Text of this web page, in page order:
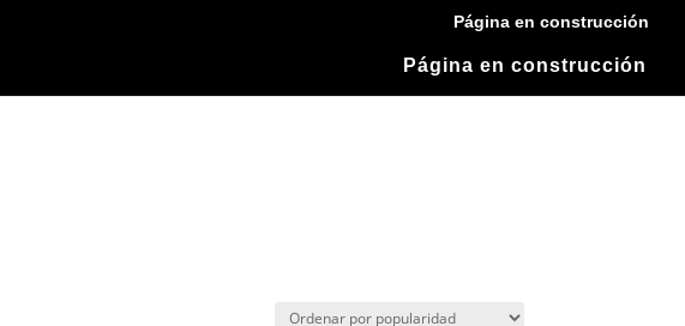
Página en construcción
Página en construcción